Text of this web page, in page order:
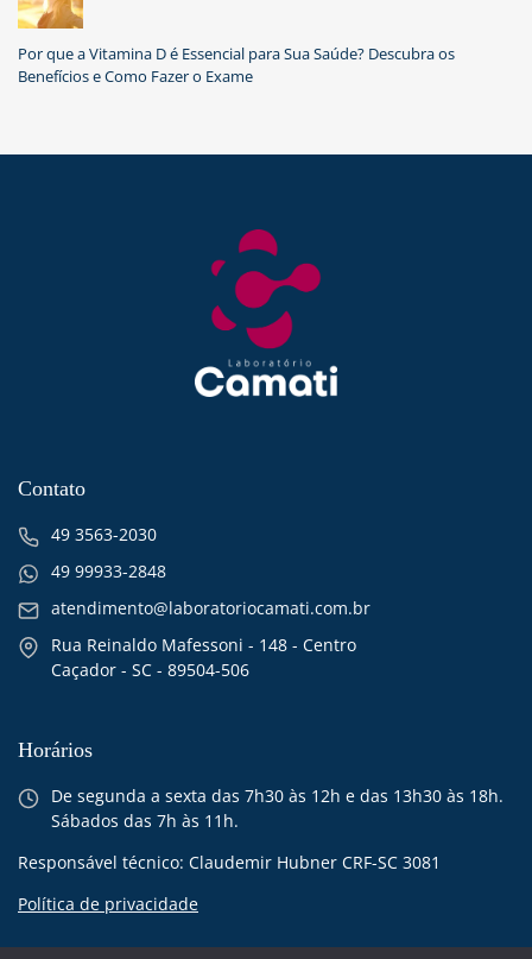
Por que a Vitamina D é Essencial para Sua Saúde? Descubra os
Benefícios e Como Fazer o Exame
Contato
49 3563-2030
49 99933-2848
atendimento@laboratoriocamati.com.br
Rua Reinaldo Mafessoni - 148 - Centro
Caçador - SC - 89504-506
Horários
De segunda a sexta das 7h30 às 12h e das 13h30 às 18h.
Sábados das 7h às 11h.
Responsável técnico: Claudemir Hubner CRF-SC 3081
Política de privacidade